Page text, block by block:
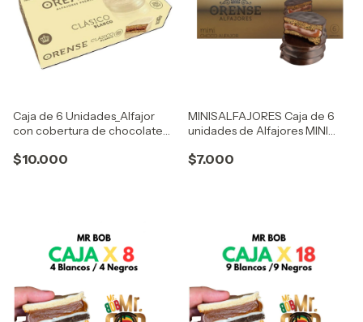
Caja de 6 Unidades_Alfajor
con cobertura de chocolate
leche
$10.000
MINISALFAJORES Caja de 6
unidades de Alfajores MINI
semiamargo negro
$7.000